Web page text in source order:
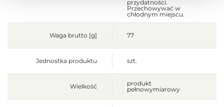
przydatności.
Przechowywać w
chłodnym miejscu.
Waga brutto [g] 77
Jednostka produktu szt.
Wielkość
produkt
pełnowymiarowy